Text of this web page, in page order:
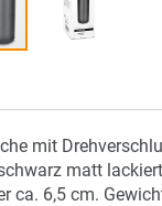
mit
matt
ca. 6,5 cm.